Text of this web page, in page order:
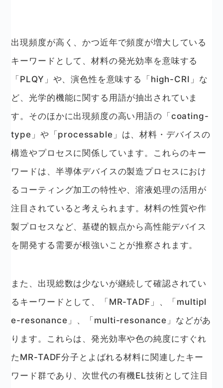
出現頻度が高く、かつ近年で頻度が増大している
キーワードとして、材料の発光効率を意味する
「PLQY」や、演色性を意味する「high-CRI」な
ど、光学的機能に関する用語が抽出されていま
す。そのほかに出現頻度の高い用語の「coating-
type」や「processable」は、材料・デバイスの
構造やプロセスに関係しています。これらのキー
ワードは、半導体デバイスの製造プロセスにおけ
るコーティング加工の特性や、溶液処理の活用が
注目されていると考えられます。材料の性質や作
製プロセスなど、基礎的観点から高性能デバイス
を開発する需要が根強いことが推察されます。
また、出現総数は少ないが継続して確認されてい
るキーワードとして、「MR-TADF」、「multipl
e-resonance」、「multi-resonance」などがあ
ります。これらは、発光効率や色の純度にすぐれ
たMR-TADF分子とよばれる材料に関連したキー
ワード群であり、次世代の有機EL技術として注目